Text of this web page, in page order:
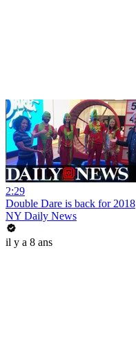
2:29
Double Dare is back for 2018
NY Daily News
il y a 8 ans